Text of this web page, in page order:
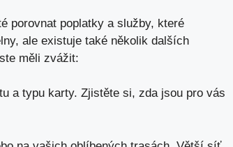
porovnat poplatky a služby, které
ale⁢ existuje také několik dalších
měli ‌zvážit:
a typu karty. Zjistěte si, zda jsou pro vás